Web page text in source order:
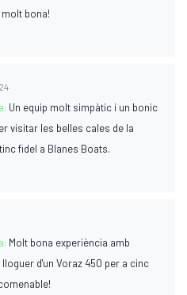
bona!
Un equip molt simpàtic i un bonic
visitar les belles cales de la
fidel a Blanes Boats.
Molt bona experiència amb
lloguer d'un Voraz 450 per a cinc